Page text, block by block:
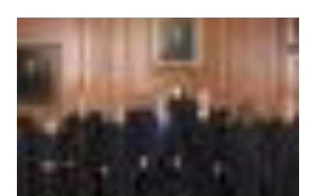
che permette di scegliere per amore anche quando non è la
scelta più efficiente. È ciò che ci collega all’Uno Infinito.
L’intelligenza può simulare comportamenti coscienti, ma
non può essere Coscienza. Può copiare, ma non può vivere
l’esperienza. Come diventerà ovvio Man mano che l’IA
diventerà sempre più avanzata (soprattutto tra il 2027 e il
2035), emergeranno situazioni che renderanno la differenza
lampante: L’IA sarà in gr...